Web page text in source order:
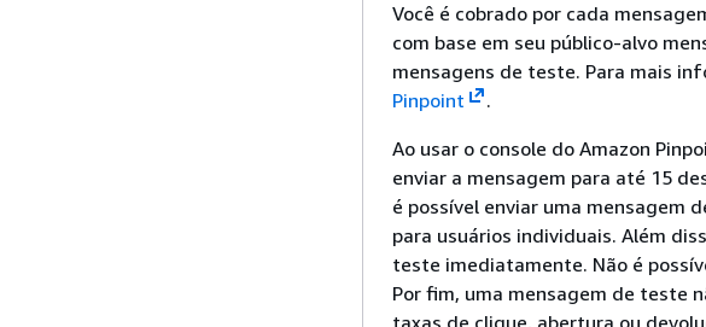
Você é cobrado por cada
com base em seu público-alvo
mensagens de teste. Para mais
Pinpoint
.
Ao usar o console do Amazon
enviar a mensagem para até 15
é possível enviar uma mensagem
para usuários individuais. Além
teste imediatamente. Não é
Por fim, uma mensagem de teste
taxas de clique, abertura ou